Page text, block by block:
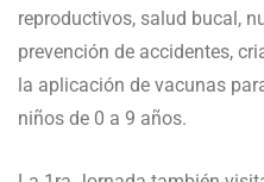
reproductivos, salud bucal,
prevención de accidentes,
la aplicación de vacunas
niños de 0 a 9 años.